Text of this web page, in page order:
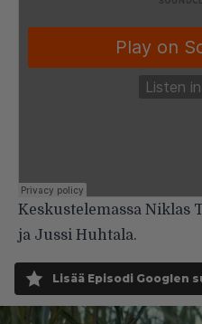
Keskustelemassa Niklas
ja Jussi Huhtala.
Lisää Episodi Googlen